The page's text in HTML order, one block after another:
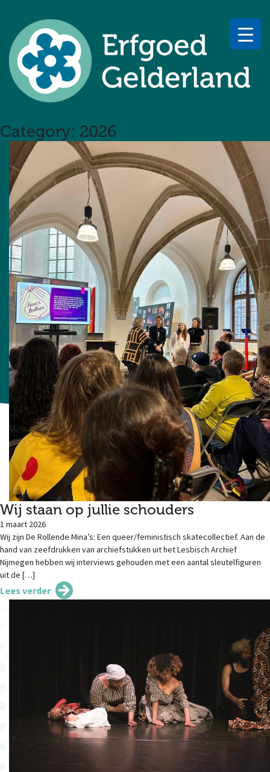
Category: 2026
Wij staan op jullie schouders
1 maart 2026
Wij zijn De Rollende Mina’s: Een queer/feministisch skatecollectief. Aan de
hand van zeefdrukken van archiefstukken uit het Lesbisch Archief
Nijmegen hebben wij interviews gehouden met een aantal sleutelfiguren
uit de […]
Lees verder